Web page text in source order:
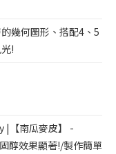
幾何圖形、搭配4、5
!
|【南瓜麥皮】 -
醇效果顯著!/製作簡單